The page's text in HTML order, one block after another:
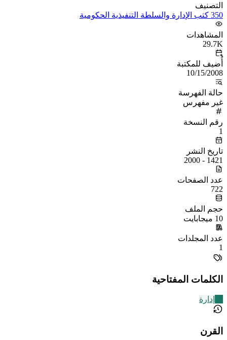
التصنيف
350 كتب الإدارة والسلطة التنفيذية الحكومية
المشاهدات
29.7K
أُضيف للمكتبة
10/15/2008
حالة الفهرسة
غير مفهرس
رقم النسخة
1
تاريخ النشر
1421 - 2000
عدد الصفحات
722
حجم الملف
10 ميجابايت
عدد المجلدات
1
الكلمات المفتاحية
إدارة
القرن